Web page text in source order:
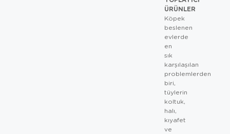
ÜRÜNLER
Köpek
beslenen
evlerde
en
sık
karşılaşılan
problemlerden
biri,
tüylerin
koltuk,
halı,
kıyafet
ve